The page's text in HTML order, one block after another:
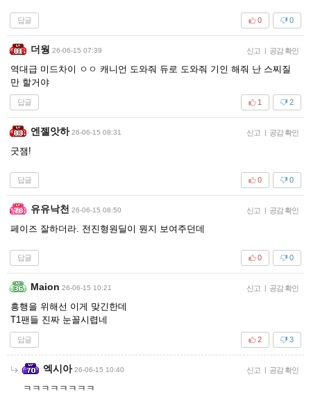
답글 0
0
더웡 26-06-15 07:39 신고 | 공감 확인
역대급 미드차이 ㅇㅇ 캐니언 도와줘 듀로 도와줘 기인 해줘 난 스찌질
만 할거야
답글 2
1
엔젤앗하 26-06-15 08:31 신고 | 공감 확인
굿잼!
답글 0
0
유유낙천 26-06-15 08:50 신고 | 공감 확인
페이즈 잘하더라. 전진형원딜이 뭔지 보여주던데
답글 0
0
Maion 26-06-15 10:21 신고 | 공감 확인
흥행을 위해선 이게 맞긴한데
T1팬들 진짜 눈꼴시렵네
답글 3
2
엑시아 26-06-15 10:40 신고 | 공감 확인
ㅋㅋㅋㅋㅋㅋㅋㅋ